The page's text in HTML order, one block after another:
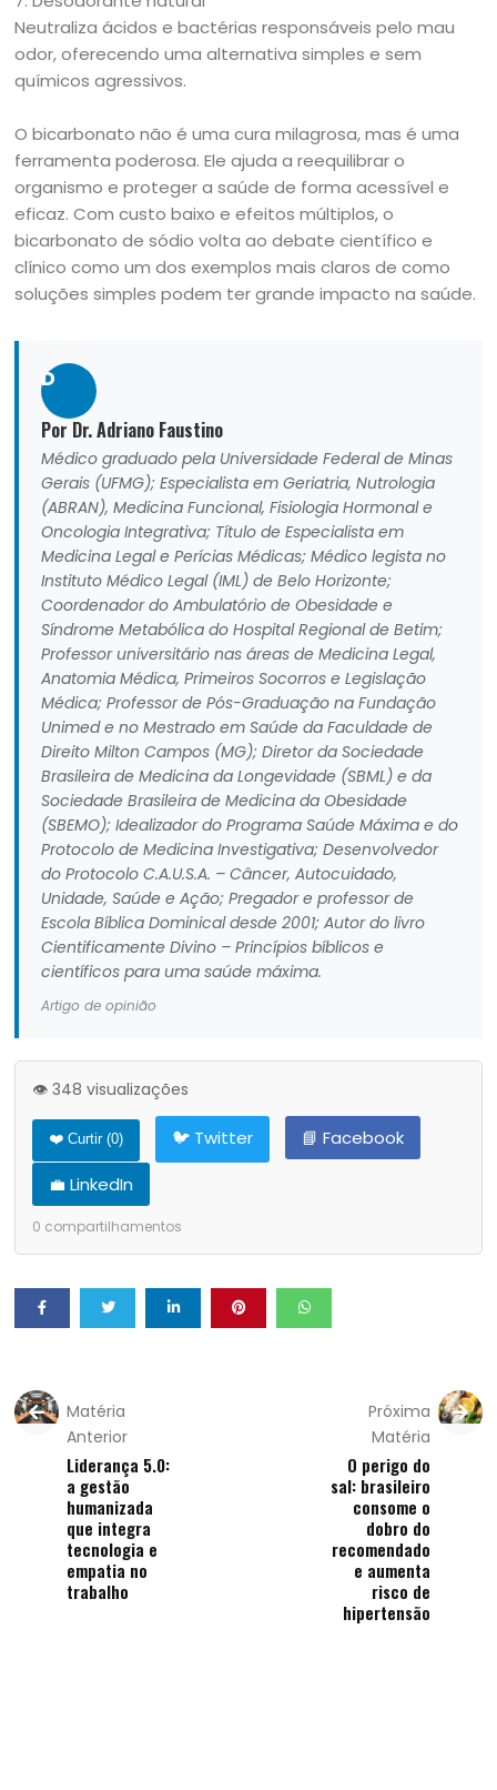
Neutraliza ácidos e bactérias responsáveis pelo mau
odor, oferecendo uma alternativa simples e sem
químicos agressivos.
O bicarbonato não é uma cura milagrosa, mas é uma
ferramenta poderosa. Ele ajuda a reequilibrar o
organismo e proteger a saúde de forma acessível e
eficaz. Com custo baixo e efeitos múltiplos, o
bicarbonato de sódio volta ao debate científico e
clínico como um dos exemplos mais claros de como
soluções simples podem ter grande impacto na saúde.
D
Por Dr. Adriano Faustino
Médico graduado pela Universidade Federal de Minas
Gerais (UFMG); Especialista em Geriatria, Nutrologia
(ABRAN), Medicina Funcional, Fisiologia Hormonal e
Oncologia Integrativa; Título de Especialista em
Medicina Legal e Perícias Médicas; Médico legista no
Instituto Médico Legal (IML) de Belo Horizonte;
Coordenador do Ambulatório de Obesidade e
Síndrome Metabólica do Hospital Regional de Betim;
Professor universitário nas áreas de Medicina Legal,
Anatomia Médica, Primeiros Socorros e Legislação
Médica; Professor de Pós-Graduação na Fundação
Unimed e no Mestrado em Saúde da Faculdade de
Direito Milton Campos (MG); Diretor da Sociedade
Brasileira de Medicina da Longevidade (SBML) e da
Sociedade Brasileira de Medicina da Obesidade
(SBEMO); Idealizador do Programa Saúde Máxima e do
Protocolo de Medicina Investigativa; Desenvolvedor
do Protocolo C.A.U.S.A. – Câncer, Autocuidado,
Unidade, Saúde e Ação; Pregador e professor de
Escola Bíblica Dominical desde 2001; Autor do livro
Cientificamente Divino – Princípios bíblicos e
científicos para uma saúde máxima.
Artigo de opinião
👁️ 348 visualizações
❤️ Curtir (0) 🐦 Twitter
📘 Facebook
💼 LinkedIn
0 compartilhamentos
Matéria
Anterior
Liderança 5.0:
a gestão
humanizada
que integra
tecnologia e
empatia no
trabalho
Próxima
Matéria
O perigo do
sal: brasileiro
consome o
dobro do
recomendado
e aumenta
risco de
hipertensão